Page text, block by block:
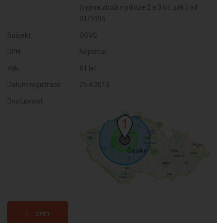
(vyjma zboží v příloze 2 a 3 cit. zák.) od
01/1995
Subjekt: OSVČ
DPH: Neplátce
Věk: 61 let
Datum registrace: 25.4.2013
Dostupnost:
ZPĚT